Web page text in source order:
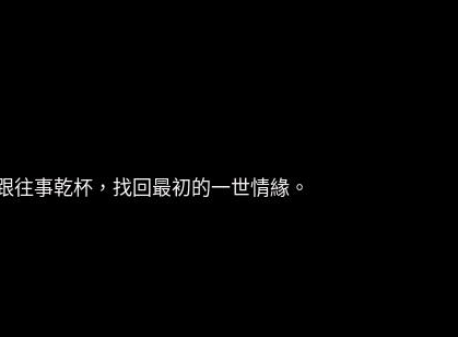
事乾杯，找回最初的一世情緣。